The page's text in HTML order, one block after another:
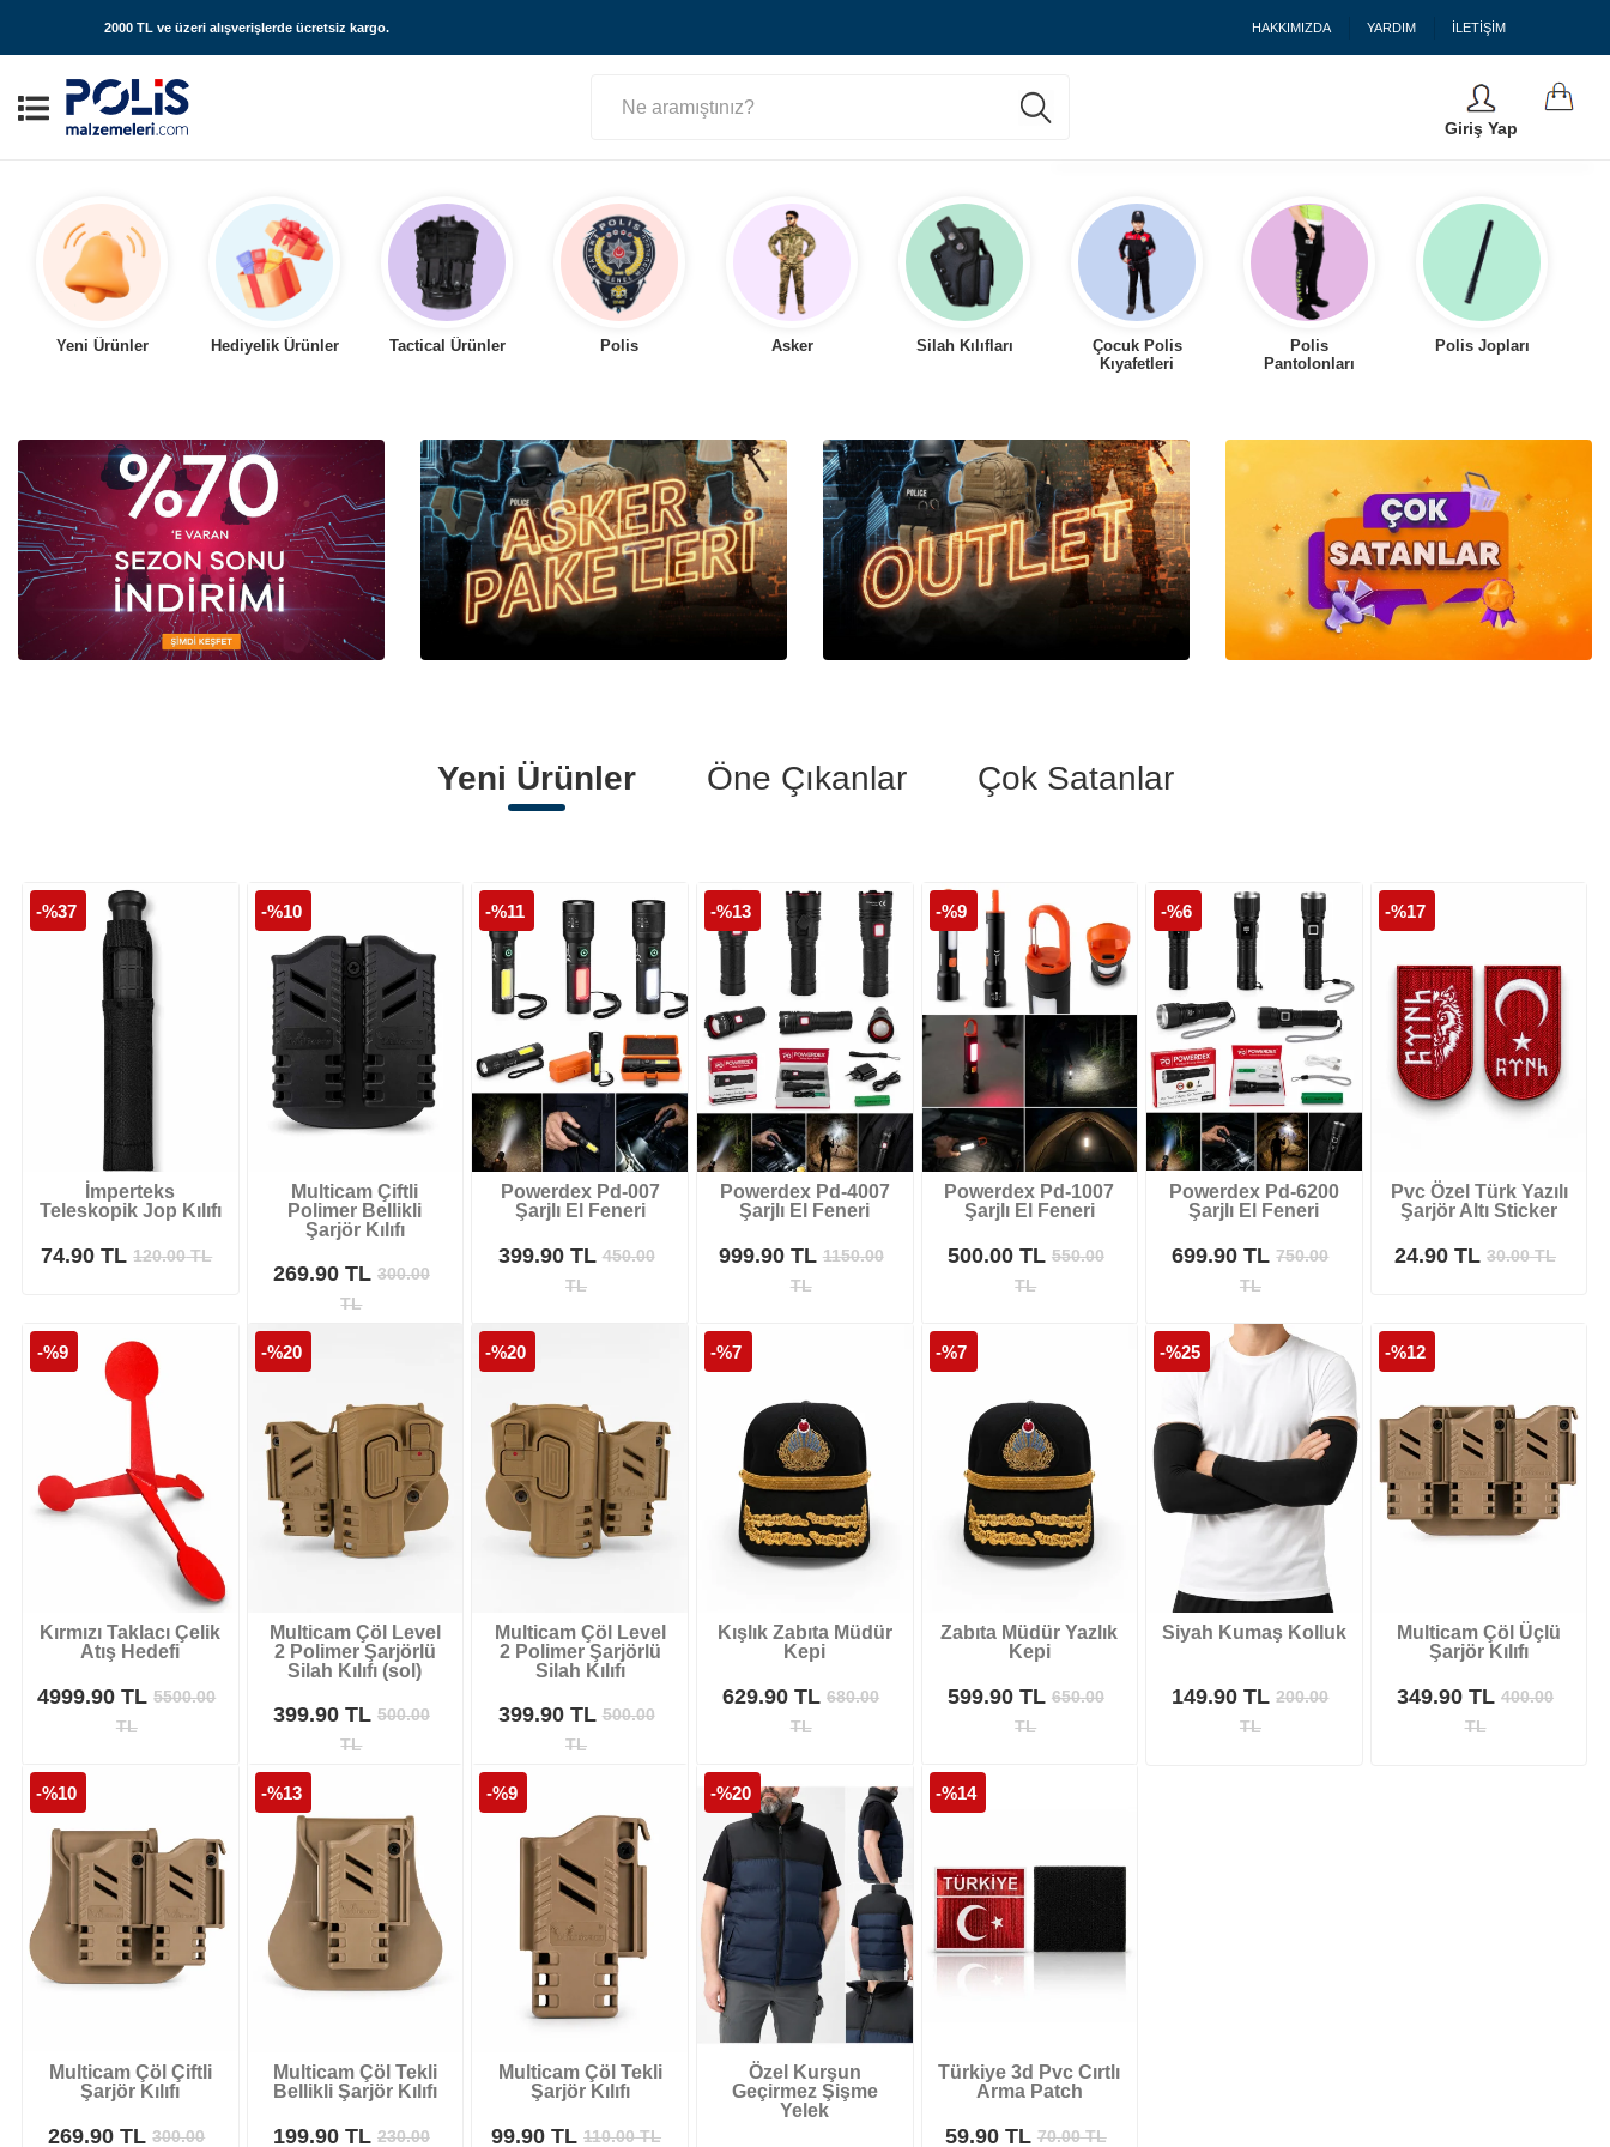
2000 TL ve üzeri alışverişlerde ücretsiz kargo. HAKKIMIZDA YARDIM İLETİŞİM
Giriş Yap
Yeni Ürünler Hediyelik Ürünler Tactical Ürünler Polis Asker Silah Kılıfları
Çocuk Polis
Kıyafetleri
Polis
Pantolonları
Polis Jopları
Polis Armaları Polis Palaskaları Polis Montları Polis Botları Polis Kelepçeleri Polis Tişörtleri Polis Cüzdanları
Polis Şapka ve
Kepleri
Yeni Ürünler Öne Çıkanlar Çok Satanlar
-%37
İmperteks
Teleskopik Jop Kılıfı
74.90 TL120.00TL
-%10
Multicam Çiftli
Polimer Bellikli
Şarjör Kılıfı
269.90 TL 300.00
TL
-%11
Powerdex Pd-007
Şarjlı El Feneri
399.90 TL 450.00
TL
-%13
Powerdex Pd-4007
Şarjlı El Feneri
999.90 TL 1150.00
TL
-%9
Powerdex Pd-1007
Şarjlı El Feneri
500.00 TL 550.00
TL
-%6
Powerdex Pd-6200
Şarjlı El Feneri
699.90 TL750.00
TL
-%17
Pvc Özel Türk Yazılı
Şarjör Altı Sticker
24.90 TL30.00TL
-%9
Kırmızı Taklacı Çelik
Atış Hedefi
4999.90 TL5500.00
TL
-%20
Multicam Çöl Level
2 Polimer Şarjörlü
Silah Kılıfı (sol)
399.90 TL 500.00
TL
-%20
Multicam Çöl Level
2 Polimer Şarjörlü
Silah Kılıfı
399.90 TL 500.00
TL
-%7
Kışlık Zabıta Müdür
Kepi
629.90 TL680.00
TL
-%7
Zabıta Müdür Yazlık
Kepi
599.90 TL 650.00
TL
-%25
Siyah Kumaş Kolluk
149.90 TL200.00
TL
-%12
Multicam Çöl Üçlü
Şarjör Kılıfı
349.90 TL400.00
TL
-%10
Multicam Çöl Çiftli
Şarjör Kılıfı
269.90 TL300.00
-%13
Multicam Çöl Tekli
Bellikli Şarjör Kılıfı
199.90 TL 230.00
-%9
Multicam Çöl Tekli
Şarjör Kılıfı
99.90 TL110.00TL
-%20
Özel Kurşun
Geçirmez Şişme
Yelek
-%14
Türkiye 3d Pvc Cırtlı
Arma Patch
59.90 TL 70.00TL